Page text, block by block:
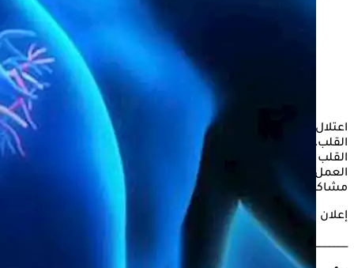
اعتلال عضلة القلب التضخمي هو حالة مرضية يتضخم فيها عضلة
القلب، خاصة الجدار الفاصل بين البطينين (الحاجز)، مما يعيق قدرة
القلب على ضخ الدم بشكل فعال. هذا التضخم يُجبر القلب على
العمل بجهد أكبر لتوفير الدم لكافة أجزاء الجسم، مما قد يؤدي إلى
مشاكل صحية خطيرة.
إعلان
________________________________________